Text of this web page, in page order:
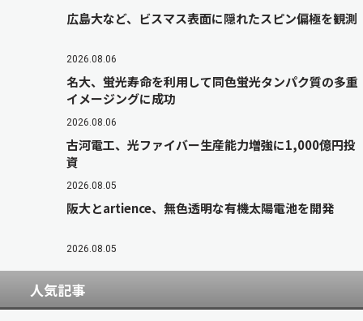
広島大など、ビスマス表面に隠れたスピン偏極を観測
2026.08.06
名大、蛍光寿命を利用して同色蛍光タンパク質の多重
イメージングに成功
2026.08.06
古河電工、光ファイバー生産能力増強に1,000億円投
資
2026.08.05
阪大とartience、無色透明な有機太陽電池を開発
2026.08.05
人気記事